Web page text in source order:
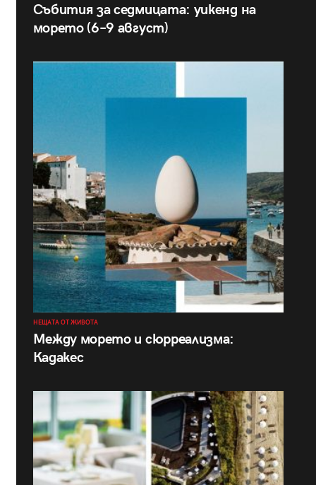
Събития за седмицата: уикенд на
морето (6–9 август)
НЕЩАТА ОТ ЖИВОТА
Между морето и сюрреализма:
Кадакес